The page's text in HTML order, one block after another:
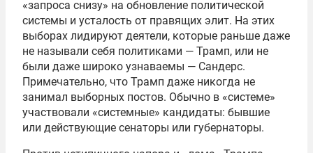
«запроса снизу» на обновление политической
системы и усталость от правящих элит. На этих
выборах лидируют деятели, которые раньше даже
не называли себя политиками — Трамп, или не
были даже широко узнаваемы — Сандерс.
Примечательно, что Трамп даже никогда не
занимал выборных постов. Обычно в «системе»
участвовали «системные» кандидаты: бывшие
или действующие сенаторы или губернаторы.